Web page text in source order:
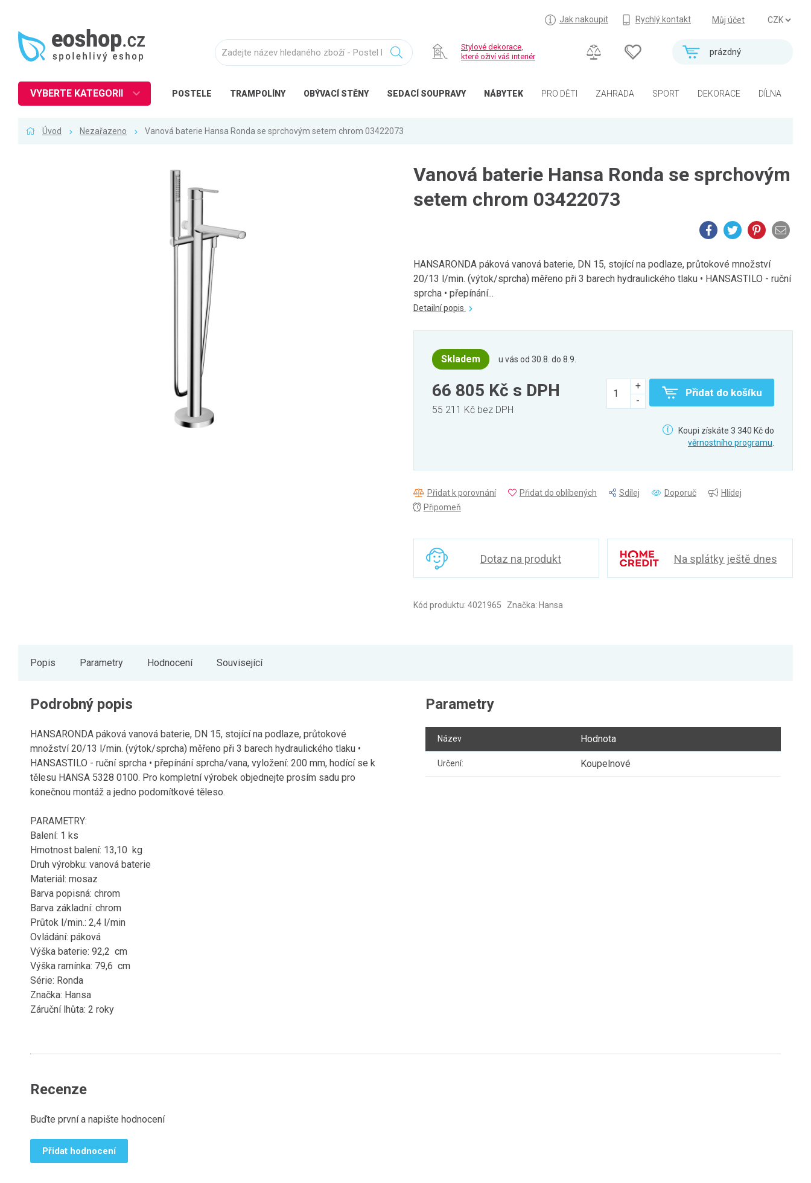
Můj účet
Jak nakoupit Rychlý kontakt
prázdný
Stylové dekorace,
které oživí váš interiér
POSTELE TRAMPOLÍNY OBÝVACÍ STĚNY SEDACÍ SOUPRAVY NÁBYTEK PRO DĚTI ZAHRADA SPORT DEKORACE DÍLNA
VYBERTE KATEGORII
Úvod Nezařazeno Vanová baterie Hansa Ronda se sprchovým setem chrom 03422073
Vanová baterie Hansa Ronda se sprchovým
setem chrom 03422073
HANSARONDA páková vanová baterie, DN 15, stojící na podlaze, průtokové množství
20/13 l/min. (výtok/sprcha) měřeno při 3 barech hydraulického tlaku • HANSASTILO - ruční
sprcha • přepínání...
Detailní popis
Skladem u vás od 30.8. do 8.9.
66 805 Kč s DPH
55 211 Kč bez DPH
Přidat do košíku
Koupi získáte 3 340 Kč do
věrnostního programu
Přidat k porovnání Přidat do oblíbených Sdílej Doporuč
Hlídej
Připomeň
Dotaz na produkt Na splátky ještě dnes
Kód produktu: 4021965 Značka: Hansa
Popis Parametry Hodnocení Související
Podrobný popis
HANSARONDA páková vanová baterie, DN 15, stojící na podlaze, průtokové
množství 20/13 l/min. (výtok/sprcha) měřeno při 3 barech hydraulického tlaku •
HANSASTILO - ruční sprcha • přepínání sprcha/vana, vyložení: 200 mm, hodící se k
tělesu HANSA 5328 0100. Pro kompletní výrobek objednejte prosím sadu pro
konečnou montáž a jedno podomítkové těleso.
PARAMETRY:
Balení: 1 ks
Hmotnost balení: 13,10 kg
Druh výrobku: vanová baterie
Materiál: mosaz
Barva popisná: chrom
Barva základní: chrom
Průtok l/min.: 2,4 l/min
Ovládání: páková
Výška baterie: 92,2 cm
Výška ramínka: 79,6 cm
Série: Ronda
Značka: Hansa
Záruční lhůta: 2 roky
Parametry
Název Hodnota
Určení: Koupelnové
Recenze
Buďte první a napište hodnocení
Přidat hodnocení